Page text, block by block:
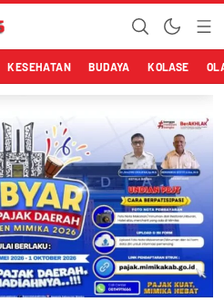
KESEHATAN BUDAYA KOLASE